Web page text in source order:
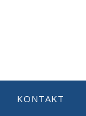
KONTAKT